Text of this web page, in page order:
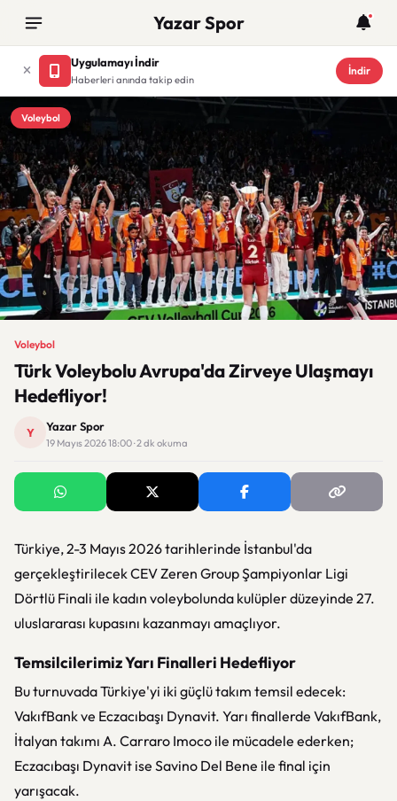
Yazar Spor
Uygulamayı İndir
Haberleri anında takip edin
İndir
Voleybol
Voleybol
Türk Voleybolu Avrupa'da Zirveye Ulaşmayı
Hedefliyor!
Y Yazar Spor
19 Mayıs 2026 18:00 · 2 dk okuma
Türkiye, 2-3 Mayıs 2026 tarihlerinde İstanbul'da
gerçekleştirilecekCEV Zeren Group Şampiyonlar Ligi
Dörtlü Finali ile kadın voleybolunda kulüpler düzeyinde 27.
uluslararası kupasını kazanmayı amaçlıyor.
Temsilcilerimiz Yarı Finalleri Hedefliyor
Bu turnuvada Türkiye'yi iki güçlü takım temsil edecek:
VakıfBankve Eczacıbaşı Dynavit. Yarı finallerde VakıfBank,
İtalyan takımı A. Carraro Imoco ile mücadele ederken;
Eczacıbaşı Dynavit ise Savino Del Bene ile final için
yarışacak.